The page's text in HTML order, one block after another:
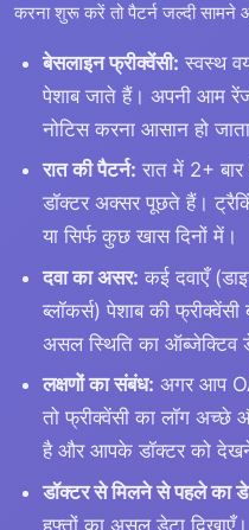
करना शुरू करें तो पैटर्न जल्दी सामने
बेसलाइन फ्रीक्वेंसी: स्वस्थ
पेशाब जाते हैं। अपनी आम
नोटिस करना आसान हो
रात की पैटर्न: रात में 2+
डॉक्टर अक्सर पूछते हैं।
या सिर्फ कुछ खास दिनों में।
दवा का असर: कई दवाएँ
ब्लॉकर्स) पेशाब की
असल स्थिति का ऑब्जेक्टिव
लक्षणों का संबंध: अगर आप
तो फ्रीक्वेंसी का लॉग
है और आपके डॉक्टर को
डॉक्टर से मिलने से पहले का
हफ्तों का असल डेटा दिखाएँ।